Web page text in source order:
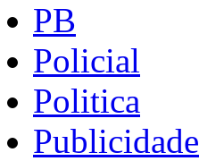
PB
Policial
Politica
Publicidade